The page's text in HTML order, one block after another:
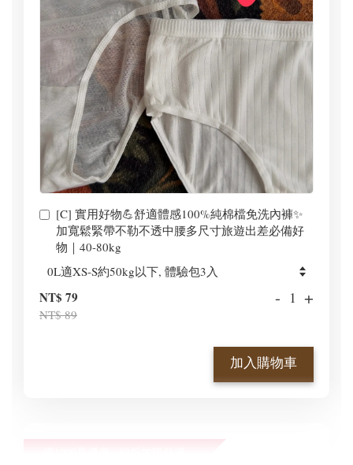
[C] 實用好物💪舒適體感100%純棉檔免洗內褲✨
加寬鬆緊帶不勒不透中腰多尺寸旅遊出差必備好
物｜40-80kg
NT$ 79
NT$ 89
- +
加入購物車